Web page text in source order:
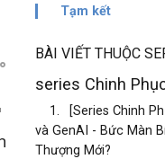
Tạm kết
BÀI VIẾT THUỘC
series Chinh
1.
[Series Chinh
và GenAI - Bức Màn
Thượng Mới?